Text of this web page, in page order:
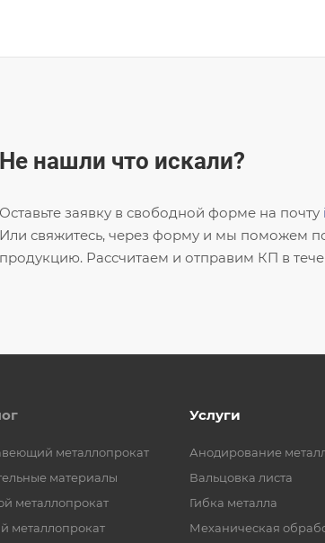
Не нашли что искали?
Оставьте заявку в свободной форме на почту
Или свяжитесь, через форму и мы поможем
продукцию. Рассчитаем и отправим КП в
металлопрокат
материалы
металлопрокат
металлопрокат
Услуги
Анодирование
Вальцовка листа
Гибка металла
Механическая